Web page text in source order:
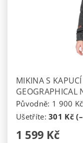
MIKINA S
GEOGRAPHICAL
Původně: 1 900 Kč
Ušetříte:301 Kč
1 599 Kč